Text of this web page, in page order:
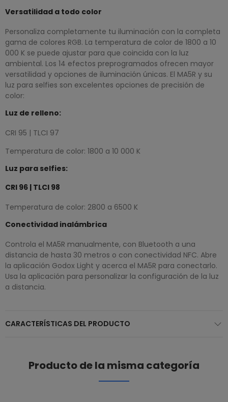
Versatilidad a todo color
Personaliza completamente tu iluminación con la completa
gama de colores RGB. La temperatura de color de 1800 a 10
000 K se puede ajustar para que coincida con la luz
ambiental. Los 14 efectos preprogramados ofrecen mayor
versatilidad y opciones de iluminación únicas. El MA5R y su
luz para selfies son excelentes opciones de precisión de
color:
Luz de relleno:
CRI 95 | TLCI 97
Temperatura de color: 1800 a 10 000 K
Luz para selfies:
CRI 96 | TLCI 98
Temperatura de color: 2800 a 6500 K
Conectividad inalámbrica
Controla el MA5R manualmente, con Bluetooth a una
distancia de hasta 30 metros o con conectividad NFC. Abre
la aplicación Godox Light y acerca el MA5R para conectarlo.
Usa la aplicación para personalizar la configuración de la luz
a distancia.
CARACTERÍSTICAS DEL PRODUCTO
Producto de la misma categoría